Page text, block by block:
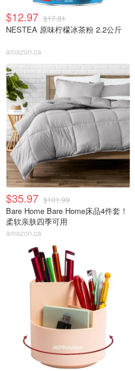
$12.97 $17.81
NESTEA 原味柠檬冰茶粉 2.2公斤
amazon.ca
$35.97 $101.99
Bare Home Bare Home床品4件套！
柔软亲肤四季可用
amazon.ca